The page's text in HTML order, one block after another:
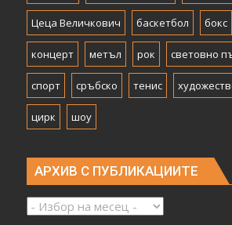
Цеца Величкович баскетбол бокс
концерт метъл рок световно
спорт сръбско тенис
цирк шоу
АРХИВ С ПУБЛИКАЦИИТЕ
Архив